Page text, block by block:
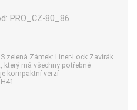
PRO_CZ-80_86
zelená Zámek: Liner-Lock Zavírák
který má všechny potřebné
kompaktní verzí